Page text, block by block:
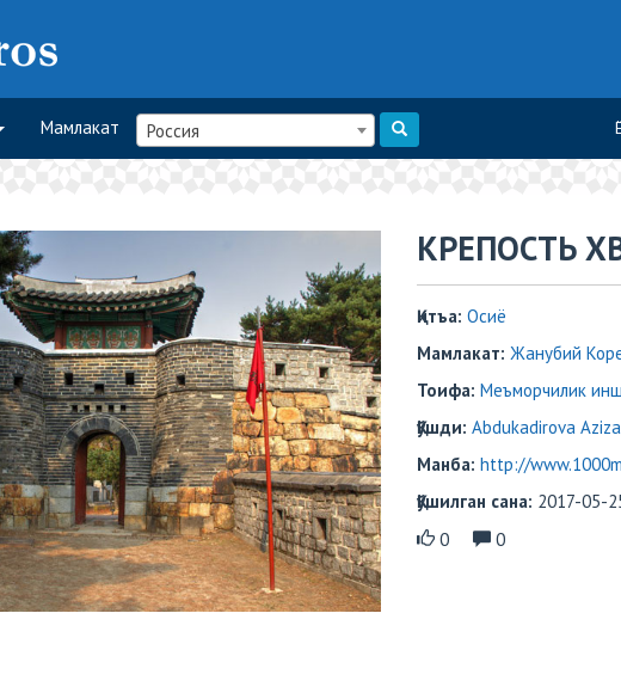
Мамлакат Россия
​​КРЕПОСТЬ
Қитъа: Осиё
Мамлакат: Жанубий
Тоифа: Меъморчилик
Қўшди: Abdukadirova
Манба: http://
Қўшилган сана: 2017-05-
0
0